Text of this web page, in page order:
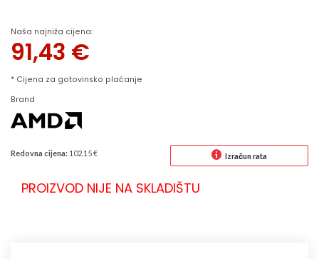
Naša najniža cijena:
91,43 €
* Cijena za gotovinsko plaćanje
Brand
Redovna cijena: 102.15 € Izračun rata
PROIZVOD NIJE NA SKLADIŠTU